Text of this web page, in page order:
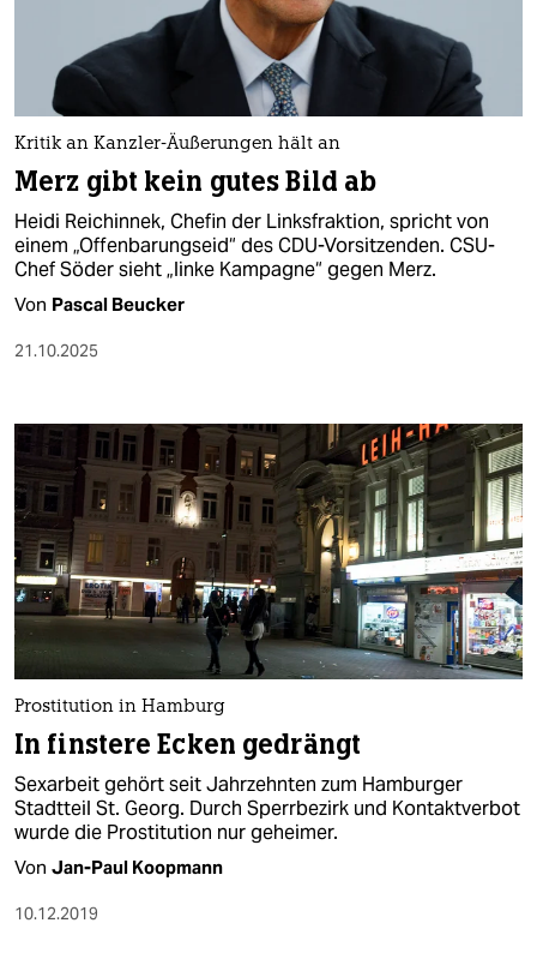
wahrheit
verlag
verlag
veranstaltungen
shop
fragen & hilfe
abo
genossenschaft
epaper login
Kritik an Kanzler-Äußerungen hält an
Merz gibt kein gutes Bild ab
Heidi Reichinnek, Chefin der Linksfraktion, spricht von
einem „Offenbarungseid“ des CDU-Vorsitzenden. CSU-
Chef Söder sieht „linke Kampagne“ gegen Merz.
Von Pascal Beucker
21.10.2025
Prostitution in Hamburg
In finstere Ecken gedrängt
Sexarbeit gehört seit Jahrzehnten zum Hamburger
Stadtteil St. Georg. Durch Sperrbezirk und Kontaktverbot
wurde die Prostitution nur geheimer.
Von Jan-Paul Koopmann
10.12.2019